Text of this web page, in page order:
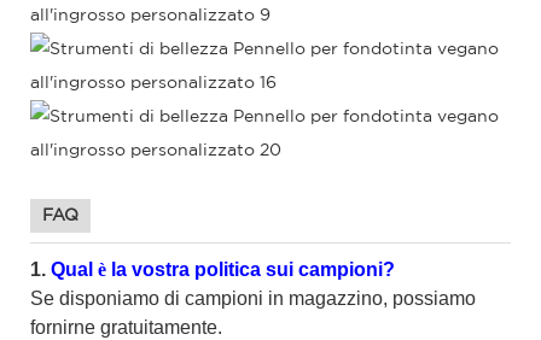
FAQ
1. Qual è la vostra politica sui campioni?
Se disponiamo di campioni in magazzino, possiamo
fornirne gratuitamente.